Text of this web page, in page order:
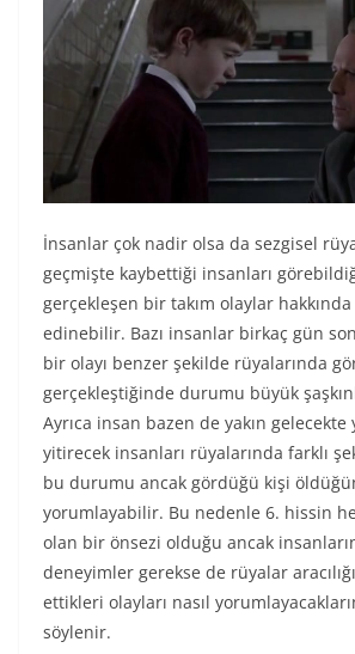
İnsanlar çok nadir olsa da sezgisel
geçmişte kaybettiği insanları
gerçekleşen bir takım olaylar
edinebilir. Bazı insanlar birkaç gün
bir olayı benzer şekilde rüyalarında
gerçekleştiğinde durumu büyük
Ayrıca insan bazen de yakın gelecekte
yitirecek insanları rüyalarında farklı
bu durumu ancak gördüğü kişi
yorumlayabilir. Bu nedenle 6. hissin
olan bir önsezi olduğu ancak
deneyimler gerekse de rüyalar
ettikleri olayları nasıl
söylenir.